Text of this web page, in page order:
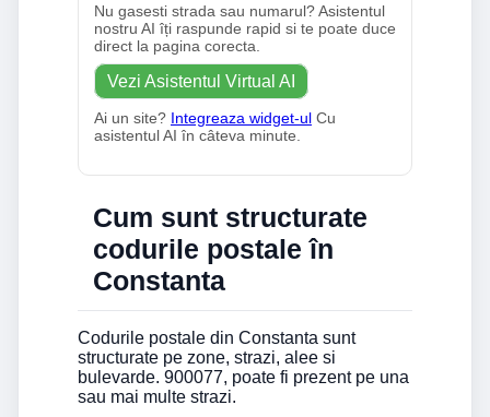
Nu gasesti strada sau numarul? Asistentul
nostru AI îți raspunde rapid si te poate duce
direct la pagina corecta.
Vezi Asistentul Virtual AI
Ai un site? Integreaza widget-ul Cu
asistentul AI în câteva minute.
Cum sunt structurate
codurile postale în
Constanta
Codurile postale din Constanta sunt
structurate pe zone, strazi, alee si
bulevarde. 900077, poate fi prezent pe una
sau mai multe strazi.